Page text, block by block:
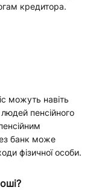
кредитора.
можуть навіть
пенсійного
банк може
фізичної особи.